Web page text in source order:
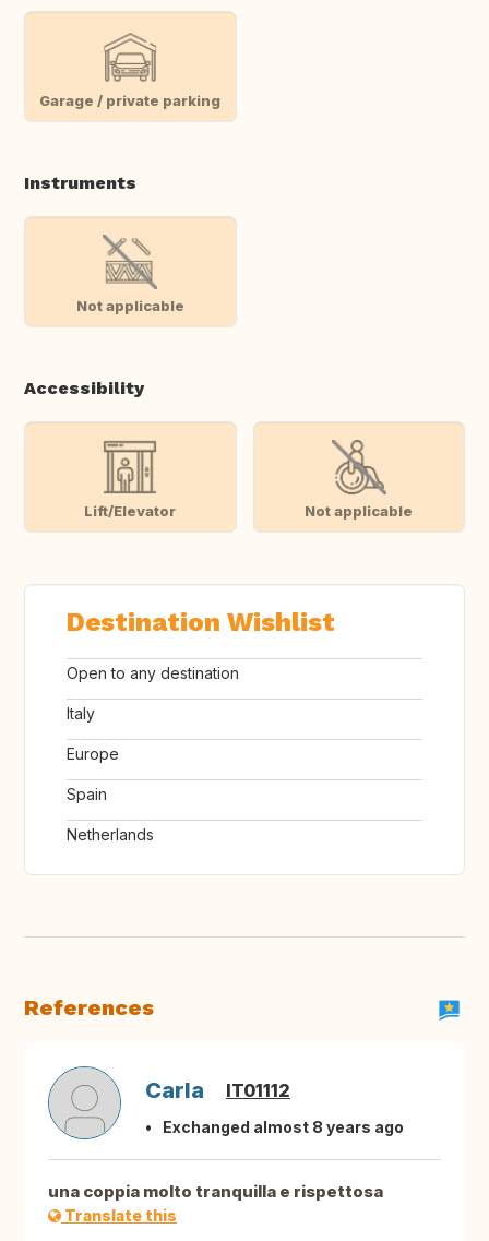
Garage / private parking
Instruments
Not applicable
Accessibility
Lift/Elevator Not applicable
Destination Wishlist
Open to any destination
Italy
Europe
Spain
Netherlands
References
Carla IT01112
Exchanged almost 8 years ago
una coppia molto tranquilla e rispettosa
Translate this